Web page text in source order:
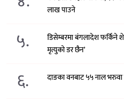
लाख पाउने
५.
डिसेम्बरमा बंगलादेश फर्किने
मृत्युको डर छैन’
६. दाङका वनबाट ५५ नाल